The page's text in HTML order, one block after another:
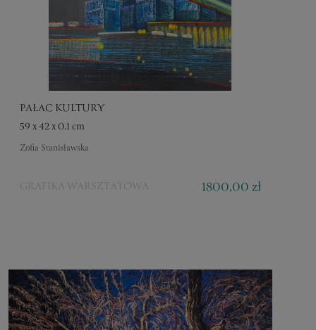
PAŁAC KULTURY
59 x 42 x 0.1 cm
Zofia Stanisławska
GRAFIKA WARSZTATOWA 1800,00 zł